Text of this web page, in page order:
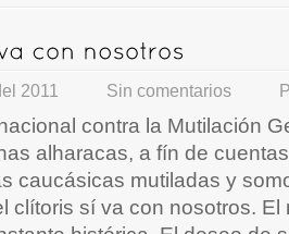
2011 Sin comentarios
contra la Mutilación
alharacas, a fín de
caucásicas mutiladas y
clítoris sí va con nosotros. El